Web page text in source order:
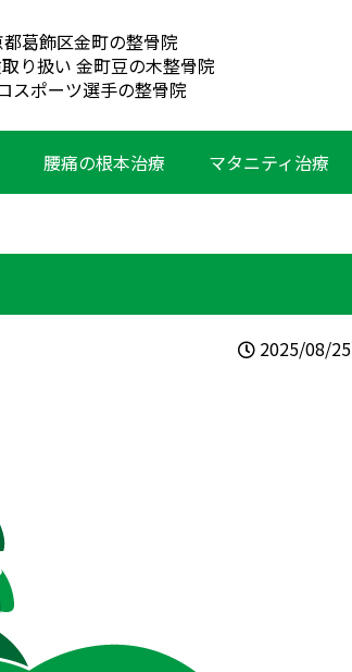
都葛飾区金町の整骨院
り扱い 金町豆の木整骨院
スポーツ選手の整骨院
腰痛の根本治療 マタニティ治療
2025/08/25